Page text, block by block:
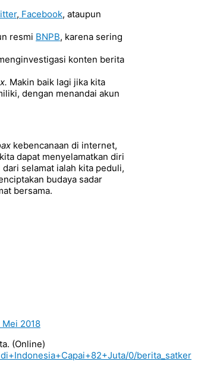
, Facebook, ataupun
resmi BNPB, karena sering
konten berita
Makin baik lagi jika kita
dengan menandai akun
kebencanaan di internet,
dapat menyelamatkan diri
selamat ialah kita peduli,
budaya sadar
bersama.
2018
(Online)
0/berita_satker